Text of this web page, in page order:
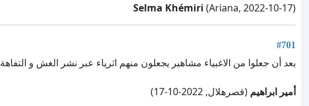
Selma Khémiri (Ariana, 2022-10-17)
#701
بعد أن جعلوا من الاغبياء مشاهير يجعلون منهم اثرياء عبر نشر الغش و التفاهة
أمير ابراهيم (قصرهلال, 2022-10-17)